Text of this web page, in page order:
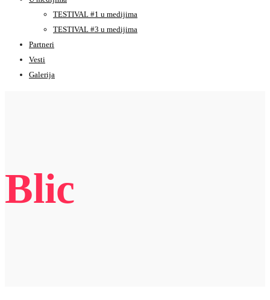
TESTIVAL #1 u medijima
TESTIVAL #3 u medijima
Partneri
Vesti
Galerija
Blic